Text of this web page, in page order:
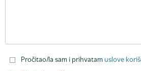
Pročitao/la sam i prihvatam uslove